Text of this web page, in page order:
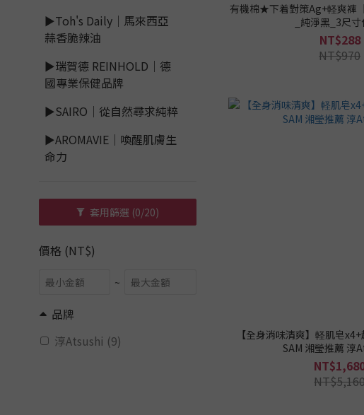
►Toh's Daily｜馬來西亞
蒜香脆辣油
►瑞賀德 REINHOLD｜德
國專業保健品牌
►SAIRO｜從自然尋求純粹
►AROMAVIE｜喚醒肌膚生
命力
套用篩選 (0/20)
價格 (NT$)
~
品牌
淳Atsushi (9)
有機棉★下着對策Ag+軽爽褲
_純淨黑_3尺
NT$288
NT$970
【全身消味清爽】軽肌皂
SAM 湘瑩推薦 淳